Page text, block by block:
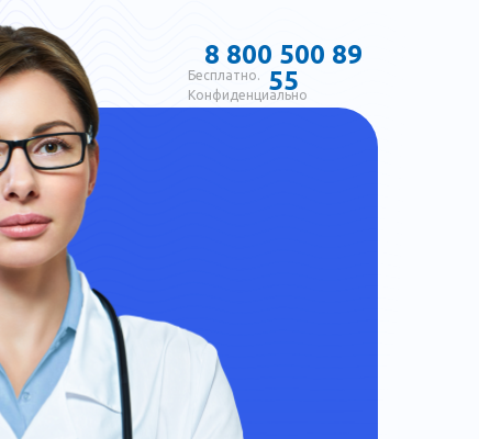
Бесплатно.
Конфиденциально
8 800 500 89
55